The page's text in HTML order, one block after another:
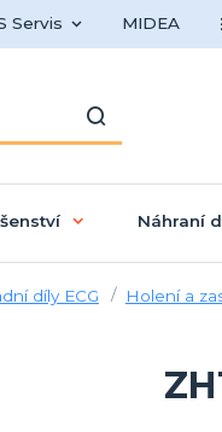
Servis MIDEA
Náhraní
díly ECG Holení a